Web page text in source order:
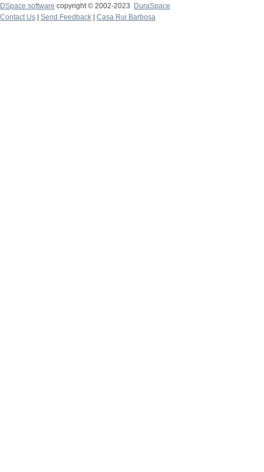
DSpace software copyright © 2002-2023
DuraSpace
Contact Us
Send Feedback Casa Rui Barbosa